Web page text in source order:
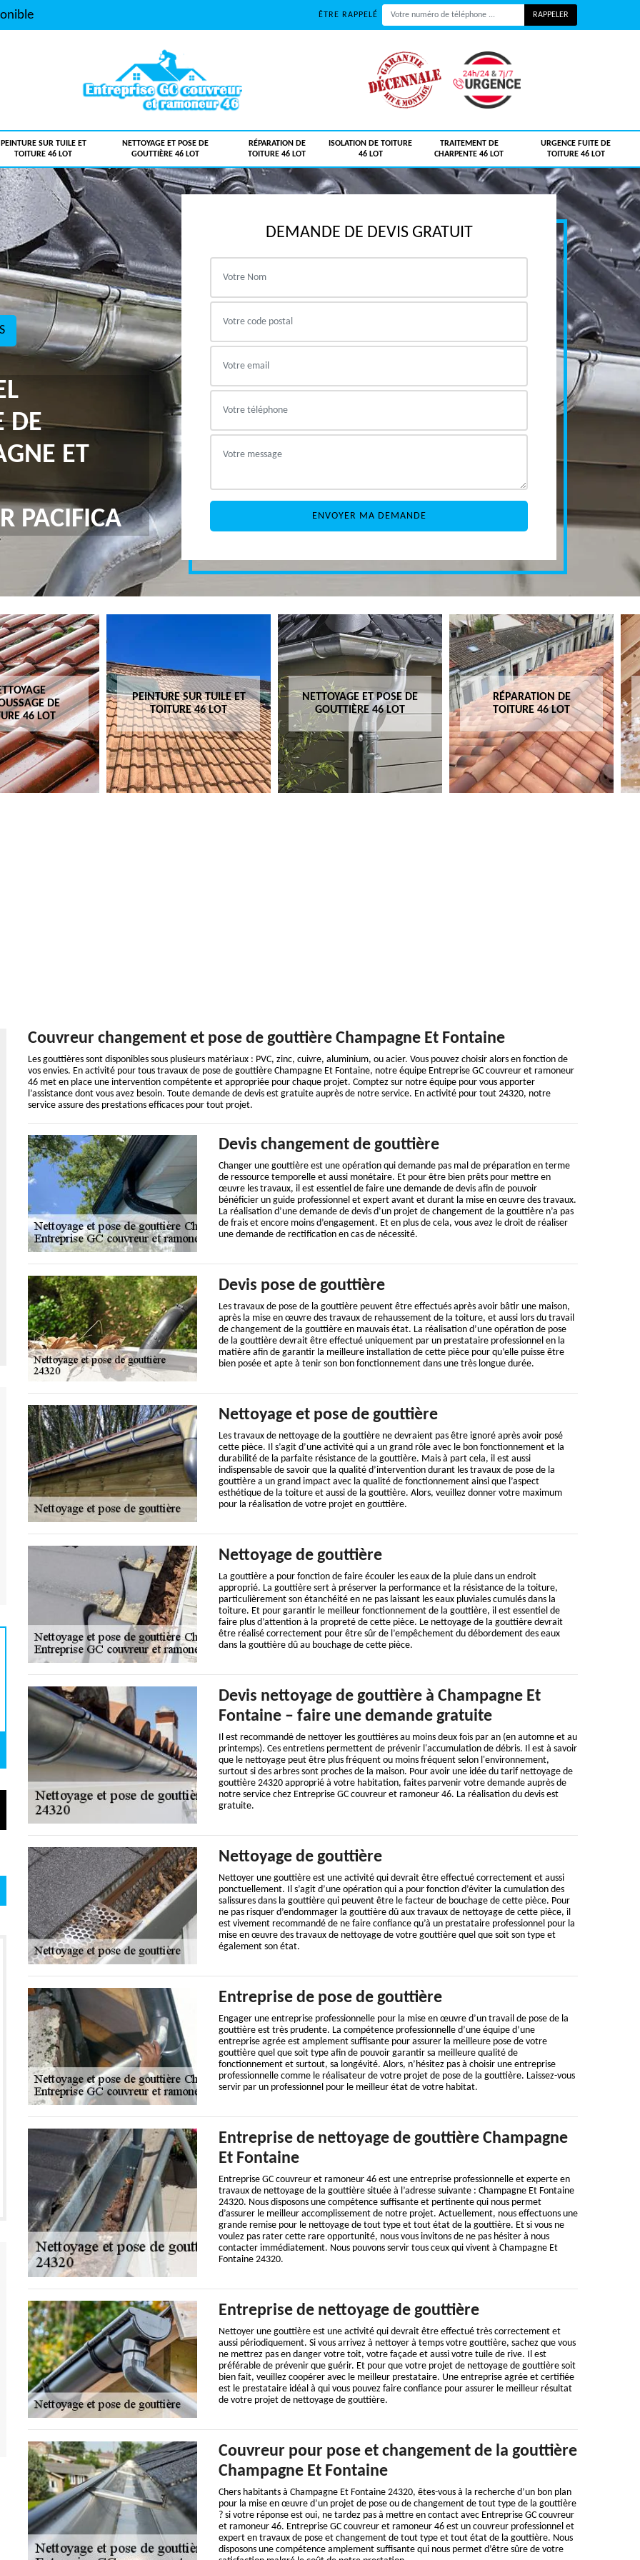
ÊTRE RAPPELÉ
PEINTURE SUR TUILE ET
TOITURE 46 LOT
NETTOYAGE ET POSE DE
GOUTTIÈRE 46 LOT
RÉPARATION DE
TOITURE 46 LOT
ISOLATION DE TOITURE
46 LOT
TRAITEMENT DE
CHARPENTE 46 LOT
URGENCE FUITE DE
TOITURE 46 LOT
DE
ET
PACIFICA
DEMANDE DE DEVIS GRATUIT
DE
46 LOT
PEINTURE SUR TUILE ET
TOITURE 46 LOT
NETTOYAGE ET POSE DE
GOUTTIÈRE 46 LOT
RÉPARATION DE
TOITURE 46 LOT
Couvreur changement et pose de gouttière Champagne Et Fontaine
Les gouttières sont disponibles sous plusieurs matériaux : PVC, zinc, cuivre, aluminium, ou acier. Vous pouvez choisir alors en fonction de
vos envies. En activité pour tous travaux de pose de gouttière Champagne Et Fontaine, notre équipe Entreprise GC couvreur et ramoneur
46 met en place une intervention compétente et appropriée pour chaque projet. Comptez sur notre équipe pour vous apporter
l’assistance dont vous avez besoin. Toute demande de devis est gratuite auprès de notre service. En activité pour tout 24320, notre
service assure des prestations efficaces pour tout projet.
Devis changement de gouttière
Changer une gouttière est une opération qui demande pas mal de préparation en terme
de ressource temporelle et aussi monétaire. Et pour être bien prêts pour mettre en
œuvre les travaux, il est essentiel de faire une demande de devis afin de pouvoir
bénéficier un guide professionnel et expert avant et durant la mise en œuvre des travaux.
La réalisation d’une demande de devis d’un projet de changement de la gouttière n’a pas
de frais et encore moins d’engagement. Et en plus de cela, vous avez le droit de réaliser
une demande de rectification en cas de nécessité.
Devis pose de gouttière
Les travaux de pose de la gouttière peuvent être effectués après avoir bâtir une maison,
après la mise en œuvre des travaux de rehaussement de la toiture, et aussi lors du travail
de changement de la gouttière en mauvais état. La réalisation d’une opération de pose
de la gouttière devrait être effectué uniquement par un prestataire professionnel en la
matière afin de garantir la meilleure installation de cette pièce pour qu’elle puisse être
bien posée et apte à tenir son bon fonctionnement dans une très longue durée.
Nettoyage et pose de gouttière
Les travaux de nettoyage de la gouttière ne devraient pas être ignoré après avoir posé
cette pièce. Il s’agit d’une activité qui a un grand rôle avec le bon fonctionnement et la
durabilité de la parfaite résistance de la gouttière. Mais à part cela, il est aussi
indispensable de savoir que la qualité d’intervention durant les travaux de pose de la
gouttière a un grand impact avec la qualité de fonctionnement ainsi que l’aspect
esthétique de la toiture et aussi de la gouttière. Alors, veuillez donner votre maximum
pour la réalisation de votre projet en gouttière.
Nettoyage de gouttière
La gouttière a pour fonction de faire écouler les eaux de la pluie dans un endroit
approprié. La gouttière sert à préserver la performance et la résistance de la toiture,
particulièrement son étanchéité en ne pas laissant les eaux pluviales cumulés dans la
toiture. Et pour garantir le meilleur fonctionnement de la gouttière, il est essentiel de
faire plus d’attention à la propreté de cette pièce. Le nettoyage de la gouttière devrait
être réalisé correctement pour être sûr de l’empêchement du débordement des eaux
dans la gouttière dû au bouchage de cette pièce.
Devis nettoyage de gouttière à Champagne Et
Fontaine – faire une demande gratuite
Il est recommandé de nettoyer les gouttières au moins deux fois par an (en automne et au
printemps). Ces entretiens permettent de prévenir l'accumulation de débris. Il est à savoir
que le nettoyage peut être plus fréquent ou moins fréquent selon l'environnement,
surtout si des arbres sont proches de la maison. Pour avoir une idée du tarif nettoyage de
gouttière 24320 approprié à votre habitation, faites parvenir votre demande auprès de
notre service chez Entreprise GC couvreur et ramoneur 46. La réalisation du devis est
gratuite.
Nettoyage de gouttière
Nettoyer une gouttière est une activité qui devrait être effectué correctement et aussi
ponctuellement. Il s’agit d’une opération qui a pour fonction d’éviter la cumulation des
salissures dans la gouttière qui peuvent être le facteur de bouchage de cette pièce. Pour
ne pas risquer d’endommager la gouttière dû aux travaux de nettoyage de cette pièce, il
est vivement recommandé de ne faire confiance qu’à un prestataire professionnel pour la
mise en œuvre des travaux de nettoyage de votre gouttière quel que soit son type et
également son état.
Entreprise de pose de gouttière
Engager une entreprise professionnelle pour la mise en œuvre d’un travail de pose de la
gouttière est très prudente. La compétence professionnelle d’une équipe d’une
entreprise agrée est amplement suffisante pour assurer la meilleure pose de votre
gouttière quel que soit type afin de pouvoir garantir sa meilleure qualité de
fonctionnement et surtout, sa longévité. Alors, n’hésitez pas à choisir une entreprise
professionnelle comme le réalisateur de votre projet de pose de la gouttière. Laissez-vous
servir par un professionnel pour le meilleur état de votre habitat.
Entreprise de nettoyage de gouttière Champagne
Et Fontaine
Entreprise GC couvreur et ramoneur 46 est une entreprise professionnelle et experte en
travaux de nettoyage de la gouttière située à l’adresse suivante : Champagne Et Fontaine
24320. Nous disposons une compétence suffisante et pertinente qui nous permet
d’assurer le meilleur accomplissement de notre projet. Actuellement, nous effectuons une
grande remise pour le nettoyage de tout type et tout état de la gouttière. Et si vous ne
voulez pas rater cette rare opportunité, nous vous invitons de ne pas hésiter à nous
contacter immédiatement. Nous pouvons servir tous ceux qui vivent à Champagne Et
Fontaine 24320.
Entreprise de nettoyage de gouttière
Nettoyer une gouttière est une activité qui devrait être effectué très correctement et
aussi périodiquement. Si vous arrivez à nettoyer à temps votre gouttière, sachez que vous
ne mettrez pas en danger votre toit, votre façade et aussi votre tuile de rive. Il est
préférable de prévenir que guérir. Et pour que votre projet de nettoyage de gouttière soit
bien fait, veuillez coopérer avec le meilleur prestataire. Une entreprise agrée et certifiée
est le prestataire idéal à qui vous pouvez faire confiance pour assurer le meilleur résultat
de votre projet de nettoyage de gouttière.
Couvreur pour pose et changement de la gouttière
Champagne Et Fontaine
Chers habitants à Champagne Et Fontaine 24320, êtes-vous à la recherche d’un bon plan
pour la mise en œuvre d’un projet de pose ou de changement de tout type de la gouttière
? si votre réponse est oui, ne tardez pas à mettre en contact avec Entreprise GC couvreur
et ramoneur 46. Entreprise GC couvreur et ramoneur 46 est un couvreur professionnel et
expert en travaux de pose et changement de tout type et tout état de la gouttière. Nous
disposons une compétence amplement suffisante qui nous permet d’être sûre de votre